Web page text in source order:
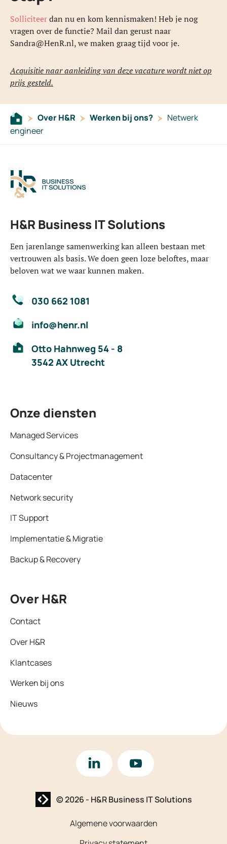
Solliciteerdan nu en kom kennismaken! Heb je nog
vragen over de functie? Mail dan gerust naar
Sandra@HenR.nl, we maken graag tijd voor je.
Acquisitie naar aanleiding van deze vacature wordt niet op
prijs gesteld.
Over H&R Werken bij ons?
Netwerk
engineer
H&R Business IT Solutions
Een jarenlange samenwerking kan alleen bestaan met
vertrouwen als basis. We doen geen loze beloftes, maar
beloven wat we waar kunnen maken.
030 662 1081
info@henr.nl
Otto Hahnweg 54 - 8
3542 AX Utrecht
Onze diensten
Managed Services
Consultancy & Projectmanagement
Datacenter
Network security
IT Support
Implementatie & Migratie
Backup & Recovery
Over H&R
Contact
Over H&R
Klantcases
Werken bij ons
Nieuws
Website laten maken? | Brthmrk
© 2026 - H&R Business IT Solutions
Algemene voorwaarden
LinkedIn YouTube